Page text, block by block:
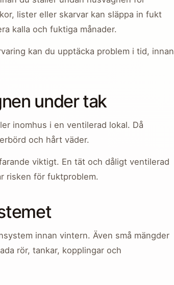
lister eller skarvar kan släppa in fukt
kalla och fuktiga månader.
kan du upptäcka problem i tid, innan
under tak
inomhus i en ventilerad lokal. Då
och hårt väder.
viktigt. En tät och dåligt ventilerad
risken för fuktproblem.
innan vintern. Även små mängder
rör, tankar, kopplingar och